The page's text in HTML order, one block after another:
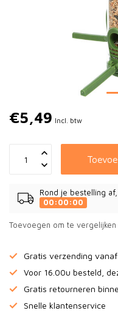
€5,49 Incl. btw
Rond je bestelling
00:00:00
Toevoegen om te vergelijken
Gratis verzending
Voor 16.00u besteld,
Gratis retourneren
Snelle klantenservice